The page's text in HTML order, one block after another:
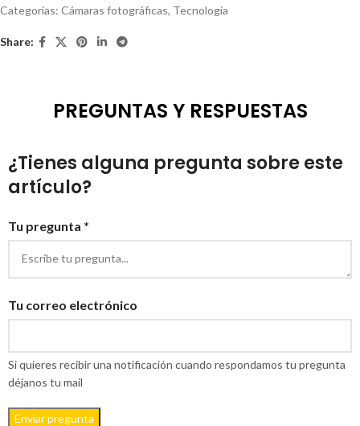
Categorías: Cámaras fotográficas, Tecnología
Share:
PREGUNTAS Y RESPUESTAS
¿Tienes alguna pregunta sobre este
artículo?
Tu pregunta *
Tu correo electrónico
Si quieres recibir una notificación cuando respondamos tu pregunta
déjanos tu mail
Enviar pregunta